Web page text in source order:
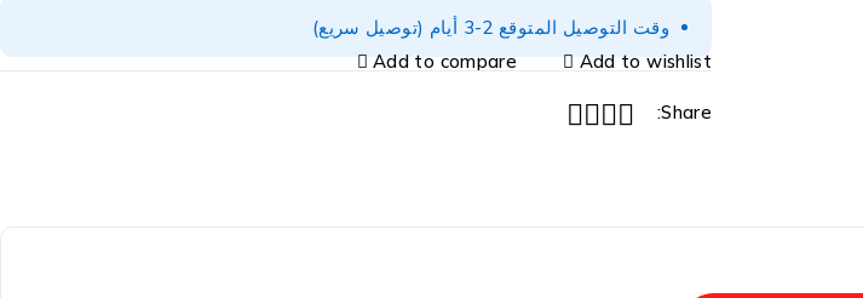
وقت التوصيل المتوقع 2-3 أيام (توصيل سريع)
Add to wishlist
Add to compare
Share: